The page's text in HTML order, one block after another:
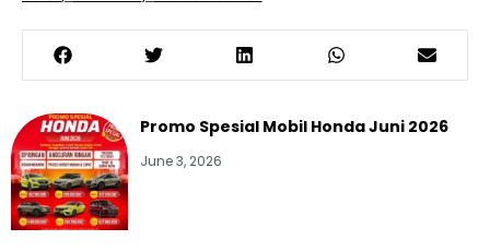
Promo Spesial Mobil Honda Juni 2026
June 3, 2026